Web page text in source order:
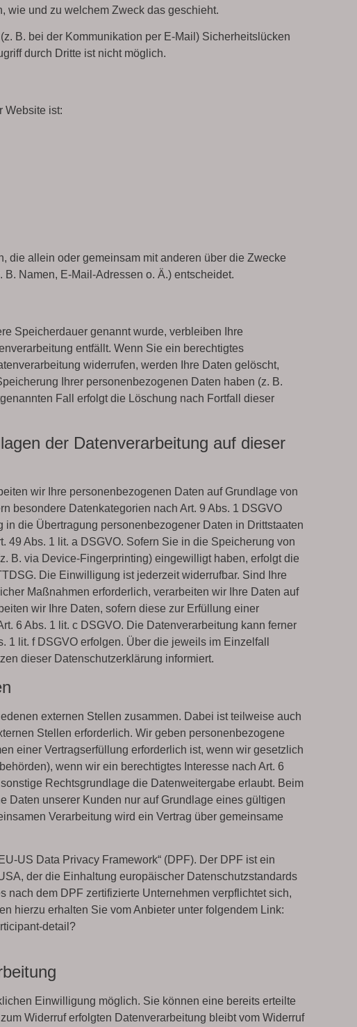
wie und zu welchem Zweck das geschieht.
B. bei der Kommunikation per E-Mail) Sicherheitslücken
durch Dritte ist nicht möglich.
Website ist:
die allein oder gemeinsam mit anderen über die Zwecke
Namen, E-Mail-Adressen o. Ä.) entscheidet.
Speicherdauer genannt wurde, verbleiben Ihre
entfällt. Wenn Sie ein berechtigtes
widerrufen, werden Ihre Daten gelöscht,
Ihrer personenbezogenen Daten haben (z. B.
Fall erfolgt die Löschung nach Fortfall dieser
der Datenverarbeitung auf dieser
wir Ihre personenbezogenen Daten auf Grundlage von
besondere Datenkategorien nach Art. 9 Abs. 1 DSGVO
die Übertragung personenbezogener Daten in Drittstaaten
49 Abs. 1 lit. a DSGVO. Sofern Sie in die Speicherung von
B. via Device-Fingerprinting) eingewilligt haben, erfolgt die
Die Einwilligung ist jederzeit widerrufbar. Sind Ihre
Maßnahmen erforderlich, verarbeiten wir Ihre Daten auf
wir Ihre Daten, sofern diese zur Erfüllung einer
6 Abs. 1 lit. c DSGVO. Die Datenverarbeitung kann ferner
1 lit. f DSGVO erfolgen. Über die jeweils im Einzelfall
dieser Datenschutzerklärung informiert.
externen Stellen zusammen. Dabei ist teilweise auch
Stellen erforderlich. Wir geben personenbezogene
einer Vertragserfüllung erforderlich ist, wenn wir gesetzlich
wenn wir ein berechtigtes Interesse nach Art. 6
Rechtsgrundlage die Datenweitergabe erlaubt. Beim
Daten unserer Kunden nur auf Grundlage eines gültigen
Verarbeitung wird ein Vertrag über gemeinsame
US Data Privacy Framework“ (DPF). Der DPF ist ein
der die Einhaltung europäischer Datenschutzstandards
dem DPF zertifizierte Unternehmen verpflichtet sich,
hierzu erhalten Sie vom Anbieter unter folgendem Link:
detail?
Einwilligung möglich. Sie können eine bereits erteilte
Widerruf erfolgten Datenverarbeitung bleibt vom Widerruf